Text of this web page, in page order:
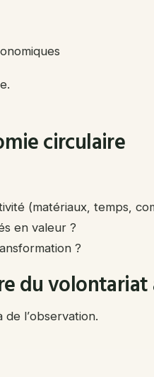
circulaire
(matériaux, temps,
en valeur ?
?
du volontariat
de l’observation.